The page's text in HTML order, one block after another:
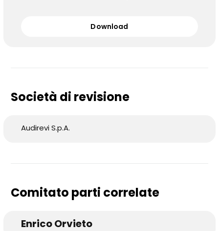
Download
Società di revisione
Audirevi S.p.A.
Comitato parti correlate
Enrico Orvieto